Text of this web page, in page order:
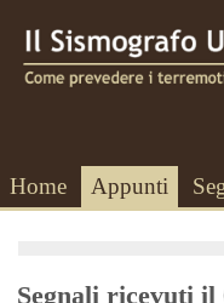
Home Appunti
Segnali ricevuti il